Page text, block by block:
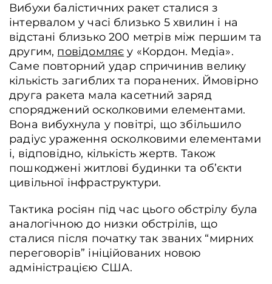
Вибухи балістичних ракет сталися з
інтервалом у часі близько 5 хвилин і на
відстані близько 200 метрів між першим та
другим, повідомляє у «Кордон. Медіа».
Саме повторний удар спричинив велику
кількість загиблих та поранених. Ймовірно
друга ракета мала касетний заряд
споряджений осколковими елементами.
Вона вибухнула у повітрі, що збільшило
радіус ураження осколковими елементами
і, відповідно, кількість жертв. Також
пошкоджені житлові будинки та об’єкти
цивільної інфраструктури.
Тактика росіян під час цього обстрілу була
аналогічною до низки обстрілів, що
сталися після початку так званих “мирних
переговорів” ініційованих новою
адміністрацією США.